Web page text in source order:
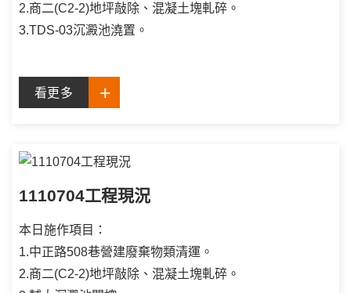
2.商二(C2-2)地坪敲除、混凝土塊軋碎。
3.TDS-03沉澱池澆置。
看更多
1110704工程現況
本日施作項目：
1.中正路508巷營建廢棄物類清運。
2.商二(C2-2)地坪敲除、混凝土塊軋碎。